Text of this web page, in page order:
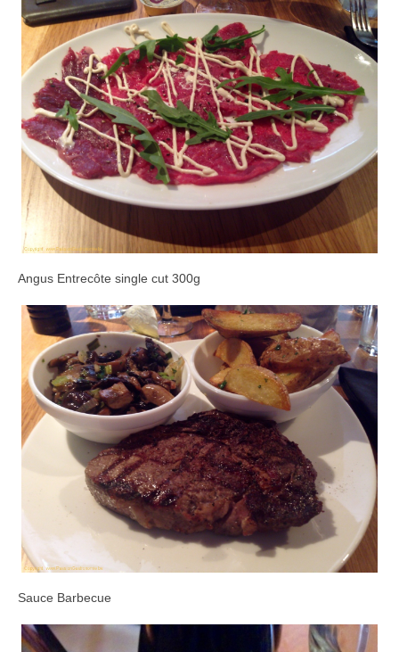
Angus Entrecôte single cut 300g
Sauce Barbecue